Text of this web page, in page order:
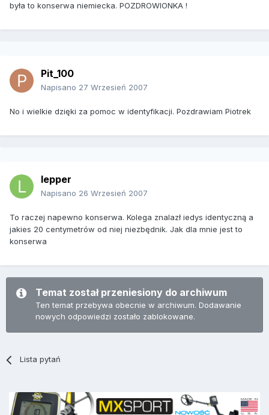
była to konserwa niemiecka. POZDROWIONKA !
Pit_100
Napisano 27 Wrzesień 2007
No i wielkie dzięki za pomoc w identyfikacji. Pozdrawiam Piotrek
lepper
Napisano 26 Wrzesień 2007
To raczej napewno konserwa. Kolega znalazł iedys identyczną a
jakies 20 centymetrów od niej niezbędnik. Jak dla mnie jest to
konserwa
Temat został przeniesiony do archiwum
Ten temat przebywa obecnie w archiwum. Dodawanie
nowych odpowiedzi zostało zablokowane.
Lista pytań